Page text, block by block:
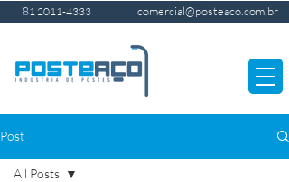
81 2011-4333 comercial@posteaco.com.br
Post
All Posts